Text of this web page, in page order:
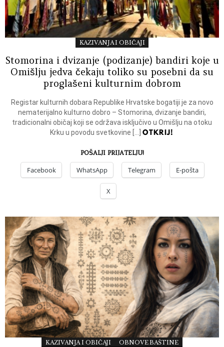
KAZIVANJA I OBIČAJI
Stomorina i dvizanje (podizanje) bandiri koje u
Omišlju jedva čekaju toliko su posebni da su
proglašeni kulturnim dobrom
Registar kulturnih dobara Republike Hrvatske bogatiji je za novo
nematerijalno kulturno dobro – Stomorina, dvizanje bandiri,
tradicionalni običaj koji se održava isključivo u Omišlju na otoku
Krku u povodu svetkovine […]OTKRIJ!
POŠALJI PRIJATELJU!
Facebook WhatsApp Telegram E-pošta
X
KAZIVANJA I OBIČAJI OBNOVE BAŠTINE